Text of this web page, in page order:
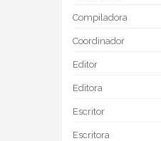
Compiladora
Coordinador
Editor
Editora
Escritor
Escritora